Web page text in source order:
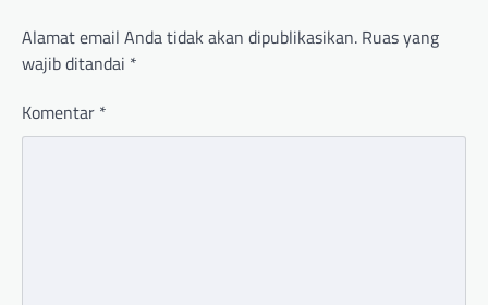
Alamat email Anda tidak akan dipublikasikan. Ruas yang
wajib ditandai *
Komentar *